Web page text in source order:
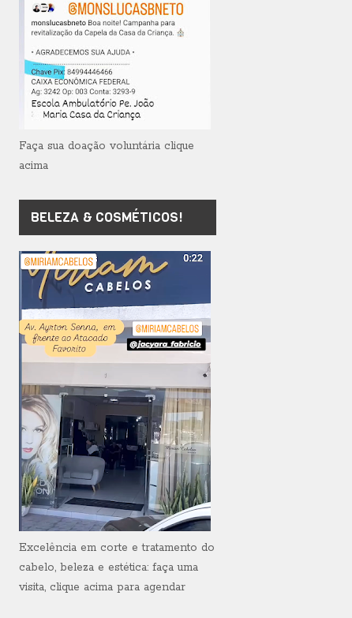
Faça sua doação voluntária clique
acima
BELEZA & COSMÉTICOS!
Excelência em corte e tratamento do
cabelo, beleza e estética: faça uma
visita, clique acima para agendar